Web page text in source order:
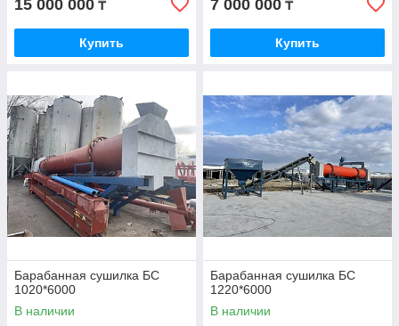
15 000 000 ₸
Купить
7 000 000 ₸
Купить
Барабанная сушилка БС
1020*6000
В наличии
Барабанная сушилка БС
1220*6000
В наличии